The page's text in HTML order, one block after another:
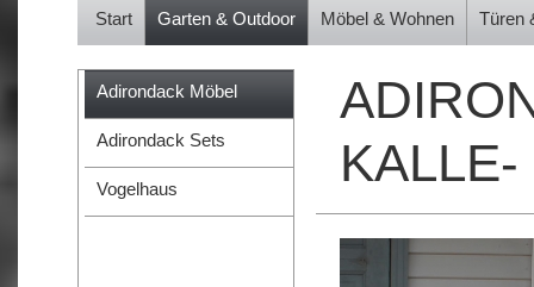
Start Garten & Outdoor
Adirondack Möbel
Adirondack Sets
Vogelhaus
Möbel & Wohnen Türen
KALLE-